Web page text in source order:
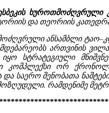
ხუროთმოძღვრული
და თეორიის
ანსამბლი
მდებარეობს ართვინის
სტრატეგიული
კომპლექსი ორ
საერო შენობათა ნაშტები
რამდენიმე